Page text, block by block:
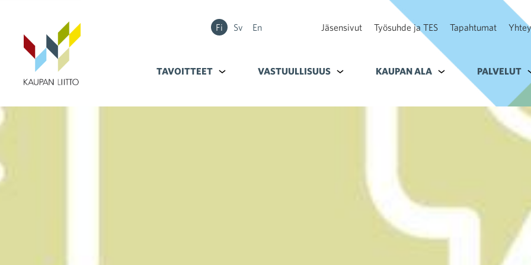
Fi Sv En Jäsensivut Työsuhde ja TES Tapahtumat
TAVOITTEET Alavalikko kohteelle Tavoitteet
VASTUULLISUUS Alavalikko kohteelle Vastuullisuus
KAUPAN ALA Alavalikko kohteelle
PALVELUT